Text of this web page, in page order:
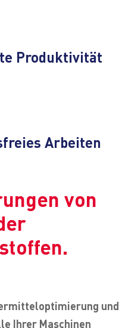
Produktivität
Arbeiten
von
und
Ihrer Maschinen